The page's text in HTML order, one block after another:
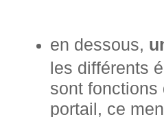
en dessous,
les différents
sont fonctions
portail, ce